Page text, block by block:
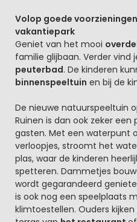
Volop goede
vakantiepark
Geniet van het mooi
familie glijbaan. Verder vind
peuterbad. De kinderen
binnenspeeltuin en bij de
De nieuwe natuurspeeltuin
Ruinen is dan ook zeker
gasten. Met een waterpunt
verloopjes, stroomt het
plas, waar de kinderen
spetteren. Dammetjes
wordt gegarandeerd
is ook nog een speelplaats
klimtoestellen. Ouders